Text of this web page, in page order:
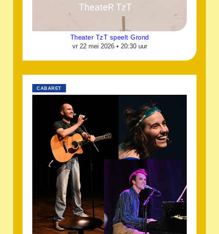
Theater TzT speelt Grond
vr 22 mei 2026 • 20:30 uur
CABARET